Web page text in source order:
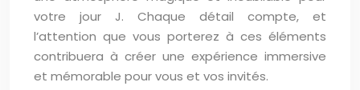
votre jour J. Chaque détail compte, et
l’attention que vous porterez à ces éléments
contribuera à créer une expérience immersive
et mémorable pour vous et vos invités.